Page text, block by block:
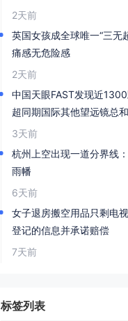
2天前
英国女孩成全球唯一“三无
痛感无危险感
2天前
中国天眼FAST发现近
超同期国际其他望远镜总和
3天前
杭州上空出现一道分界线
雨幡
6天前
女子退房搬空用品只剩电
登记的信息并承诺赔偿
7天前
标签列表